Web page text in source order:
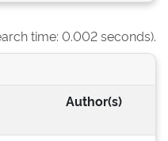
time: 0.002 seconds).
Author(s)